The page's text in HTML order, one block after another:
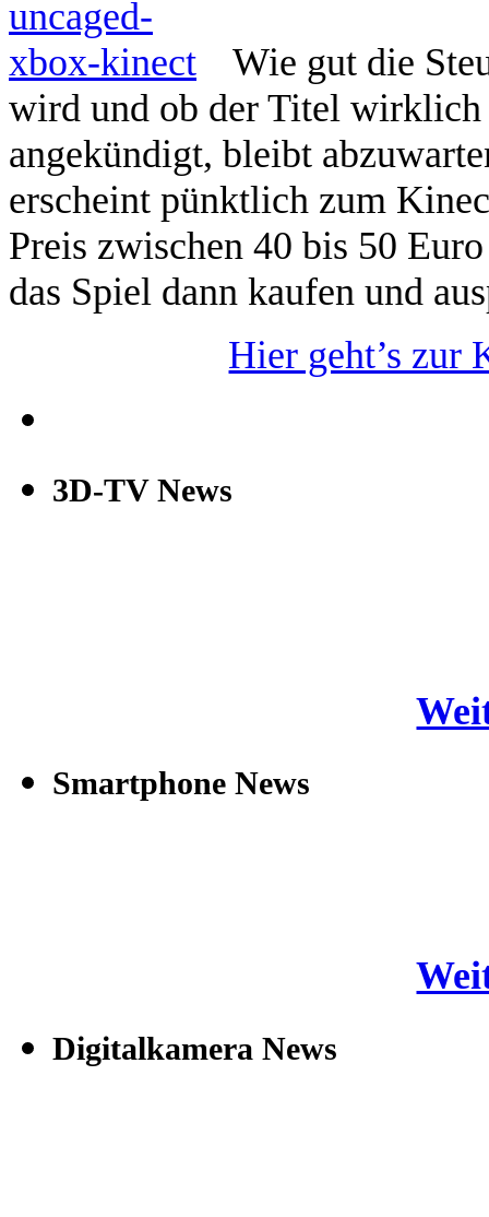
Wie gut die
wird und ob der Titel
angekündigt, bleibt
erscheint pünktlich zum
Preis zwischen 40 bis 50
das Spiel dann kaufen und
Hier geht’s zur
3D-TV News
Smartphone News
Digitalkamera News